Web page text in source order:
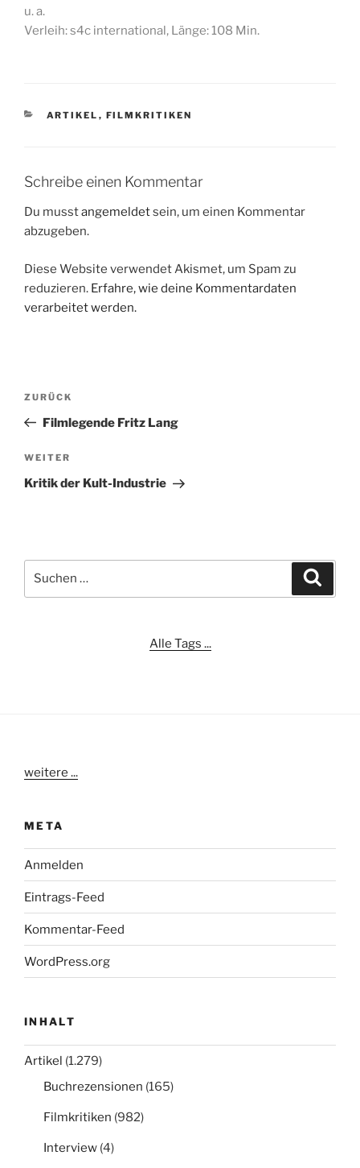
u. a.
Verleih: s4c international, Länge: 108 Min.
KATEGORIEN
ARTIKEL , FILMKRITIKEN
Schreibe einen Kommentar
Du musstangemeldetsein, um einen Kommentar
abzugeben.
Diese Website verwendet Akismet, um Spam zu
reduzieren. Erfahre, wie deine Kommentardaten
verarbeitet werden.
Beitragsnavigation
Vorheriger
Beitrag
ZURÜCK
Filmlegende Fritz Lang
Nächster
Beitrag
WEITER
Kritik der Kult-Industrie
nach:
Alle Tags ...
weitere ...
META
Anmelden
Eintrags-Feed
Kommentar-Feed
WordPress.org
INHALT
Artikel (1.279)
Buchrezensionen (165)
Filmkritiken (982)
Interview (4)